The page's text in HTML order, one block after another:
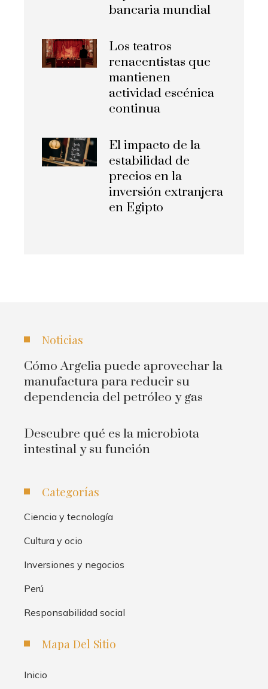
bancaria mundial
Los teatros
renacentistas que
mantienen
actividad escénica
continua
El impacto de la
estabilidad de
precios en la
inversión extranjera
en Egipto
Noticias
Cómo Argelia puede aprovechar la
manufactura para reducir su
dependencia del petróleo y gas
Descubre qué es la microbiota
intestinal y su función
Categorías
Ciencia y tecnología
Cultura y ocio
Inversiones y negocios
Perú
Responsabilidad social
Mapa Del Sitio
Inicio